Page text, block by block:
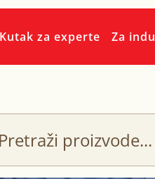
Kutak za experte Za